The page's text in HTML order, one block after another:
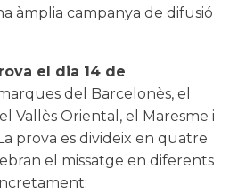
àmplia campanya de difusió
el dia 14 de
del Barcelonès, el
Vallès Oriental, el Maresme i
prova es divideix en quatre
el missatge en diferents